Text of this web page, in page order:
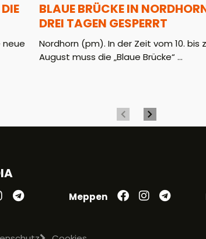
neue
BLAUE BRÜCKE IN
DREI TAGEN GESPERRT
Nordhorn (pm). In der Zeit vom 10. bis
August muss die „Blaue Brücke“ ...
Meppen